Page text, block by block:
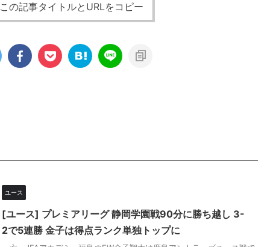
この記事タイトルとURLをコピー
ユース
[ユース] プレミアリーグ 静岡学園戦90分に勝ち越し 3-
2で5連勝 金子は得点ランク単独トップに